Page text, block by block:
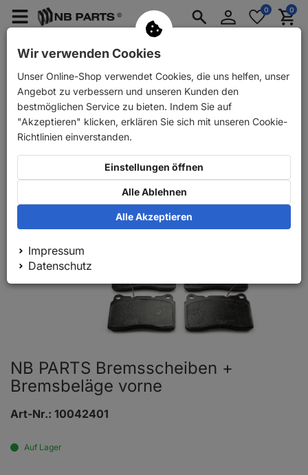
Menü
PKW Anhänger Ersatzteile
AnmeldenMerkzettel
aufklappen
0 0
Zurück PKW Ersatzteile NB PARTS Bremsscheiben +
NB PARTS Bremsscheiben +
Bremsbeläge vorne
Art-Nr.: 10042401
Auf Lager
Wir verwenden Cookies
Unser Online-Shop verwendet Cookies, die uns helfen, unser
Angebot zu verbessern und unseren Kunden den
bestmöglichen Service zu bieten. Indem Sie auf
"Akzeptieren" klicken, erklären Sie sich mit unseren Cookie-
Richtlinien einverstanden.
Einstellungen öffnen
Alle Ablehnen
Alle Akzeptieren
Impressum
Datenschutz